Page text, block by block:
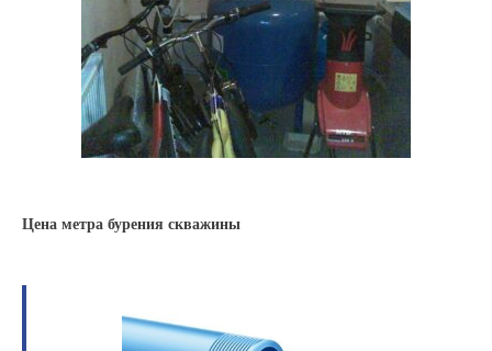
Цена метра бурения скважины